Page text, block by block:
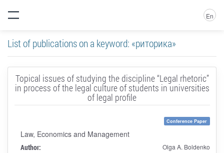
En
List of publications on a keyword: «риторика»
Topical issues of studying the discipline “Legal rhetoric”
in process of the legal culture of students in universities
of legal profile
Conference Paper
Law, Economics and Management
Author: Olga A. Boldenko